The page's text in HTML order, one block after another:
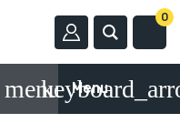
0
Menu